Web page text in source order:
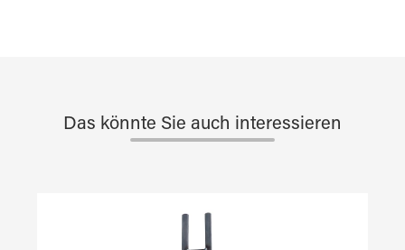
Das könnte Sie auch interessieren